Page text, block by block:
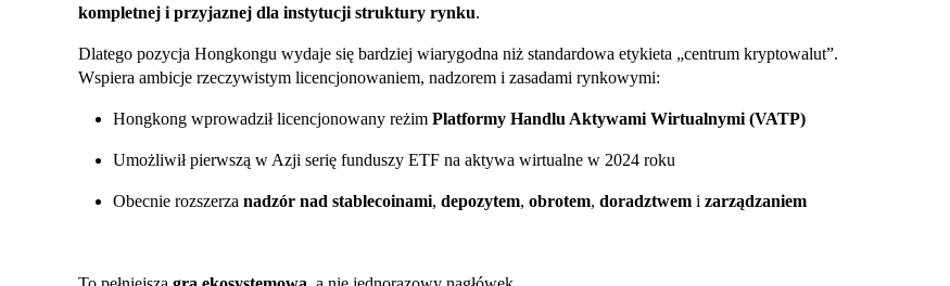
kompletnej i przyjaznej dla instytucji struktury rynku.
Dlatego pozycja Hongkongu wydaje się bardziej wiarygodna niż standardowa etykieta „centrum kryptowalut”.
Wspiera ambicje rzeczywistym licencjonowaniem, nadzorem i zasadami rynkowymi:
Hongkong wprowadził licencjonowany reżim Platformy Handlu Aktywami Wirtualnymi (VATP)
Umożliwił pierwszą w Azji serię funduszy ETF na aktywa wirtualne w 2024 roku
Obecnie rozszerza nadzór nad stablecoinami, depozytem, obrotem, doradztwem i zarządzaniem